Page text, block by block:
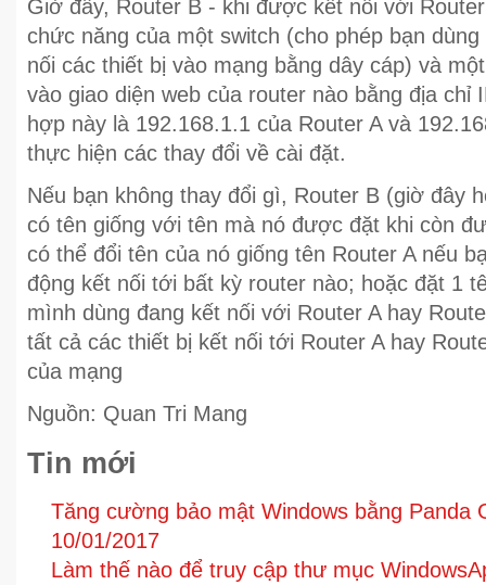
Giờ đây, Router B - khi được kết nối với
chức năng của một switch (cho phép bạn
nối các thiết bị vào mạng bằng dây cáp) và
vào giao diện web của router nào bằng địa chỉ
hợp này là 192.168.1.1 của Router A và
thực hiện các thay đổi về cài đặt.
Nếu bạn không thay đổi gì, Router B (giờ đây
có tên giống với tên mà nó được đặt khi còn
có thể đổi tên của nó giống tên Router A nếu
động kết nối tới bất kỳ router nào; hoặc đặt 1
mình dùng đang kết nối với Router A hay
tất cả các thiết bị kết nối tới Router A hay
của mạng
Nguồn: Quan Tri Mang
Tin mới
Tăng cường bảo mật Windows bằng Panda
10/01/2017
Làm thế nào để truy cập thư mục